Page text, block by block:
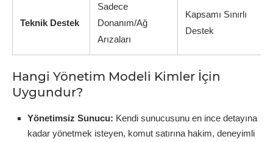
Teknik Destek
Sadece
Donanım/Ağ
Arızaları
Kapsamı Sınırlı
Destek
Hangi Yönetim Modeli Kimler İçin
Uygundur?
Yönetimsiz Sunucu: Kendi sunucusunu en ince detayına
kadar yönetmek isteyen, komut satırına hakim, deneyimli